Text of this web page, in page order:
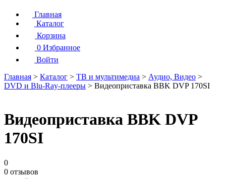
Главная
Каталог
Корзина
0 Избранное
Войти
Главная > Каталог > ТВ и мультимедиа > Аудио, Видео >
DVD и Blu-Ray-плееры > Видеоприставка BBK DVP 170SI
Видеоприставка BBK DVP
170SI
0
0 отзывов